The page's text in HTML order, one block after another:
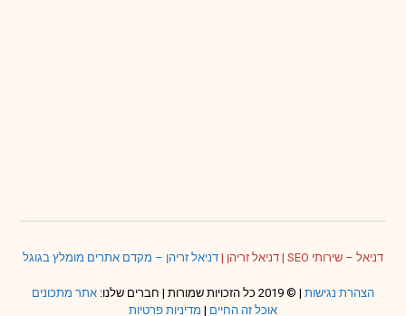
דניאל – שירותי SEO | דניאל זריהן | דניאל זריהן – מקדם אתרים מומלץ בגוגל
הצהרת נגישות | © 2019 כל הזכויות שמורות | חברים שלנו:
אתר מתכונים
אוכל זה החיים | מדיניות פרטיות